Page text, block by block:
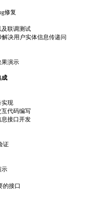
修复
联调测试
解决用户实体信息传递问
果演示
成
实现
代码编写
接口开发
证
示
的接口